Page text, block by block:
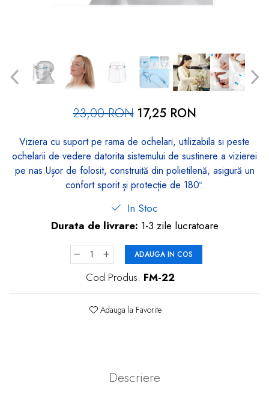
23,00 RON 17,25 RON
Viziera cu suport pe rama de ochelari, utilizabila si peste
ochelarii de vedere datorita sistemului de sustinere a vizierei
pe nas.Ușor de folosit, construită din polietilenă, asigură un
confort sporit și protecție de 180º.
In Stoc
Durata de livrare: 1-3 zile lucratoare
ADAUGA IN COS
Cod Produs: FM-22
Adauga la Favorite
Descriere